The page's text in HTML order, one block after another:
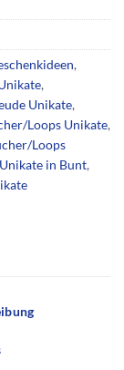
,
,
Unikate,
Loops Unikate,
Loops
Unikate in Bunt,